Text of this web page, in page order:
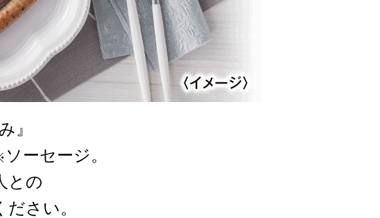
』
ソーセージ。
との
さい。